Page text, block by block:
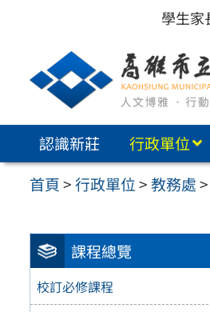
內
學生家
認識新莊 行政單位
首頁>行政單位>教務處>
課程總覽
校訂必修課程